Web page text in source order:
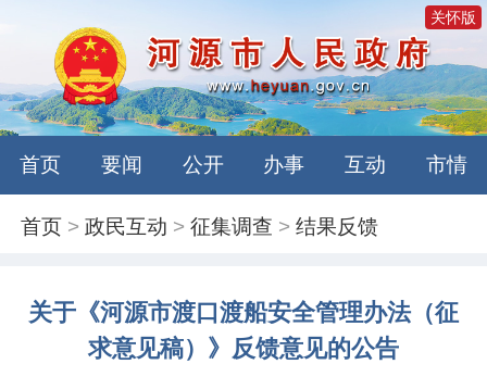
关怀版
首页 要闻 公开 办事 互动 市情
首页 >政民互动 >征集调查 >结果反馈
关于《河源市渡口渡船安全管理办法（征
求意见稿）》反馈意见的公告